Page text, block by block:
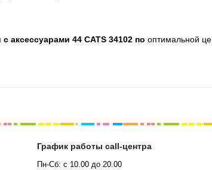
аксессуарами 44 CATS 34102 по оптимальной
График работы call-центра
Пн-Сб: с 10.00 до 20.00